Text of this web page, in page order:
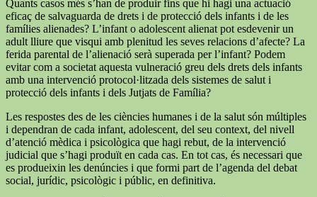
Quants casos més s’han de produir fins que hi hagi una actuació
eficaç de salvaguarda de drets i de protecció dels infants i de les
famílies alienades? L’infant o adolescent alienat pot esdevenir un
adult lliure que visqui amb plenitud les seves relacions d’afecte? La
ferida parental de l’alienació serà superada per l’infant? Podem
evitar com a societat aquesta vulneració greu dels drets dels infants
amb una intervenció protocol·litzada dels sistemes de salut i
protecció dels infants i dels Jutjats de Família?
Les respostes des de les ciències humanes i de la salut són múltiples
i dependran de cada infant, adolescent, del seu context, del nivell
d’atenció mèdica i psicològica que hagi rebut, de la intervenció
judicial que s’hagi produït en cada cas. En tot cas, és necessari que
es produeixin les denúncies i que formi part de l’agenda del debat
social, jurídic, psicològic i públic, en definitiva.